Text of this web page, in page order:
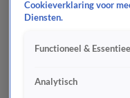
Cookieverklaring voor
Diensten.
Functioneel & Essentieel
Analytisch